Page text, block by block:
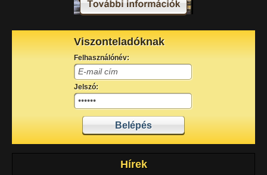
Viszonteladóknak
Felhasználónév:
Jelszó:
Hírek